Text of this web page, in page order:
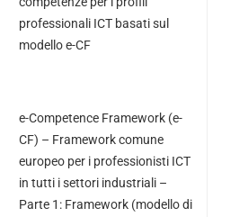
professionali ICT basati sul
modello e-CF
e-Competence Framework (e-
CF) – Framework comune
europeo per i professionisti ICT
in tutti i settori industriali –
Parte 1: Framework (modello di